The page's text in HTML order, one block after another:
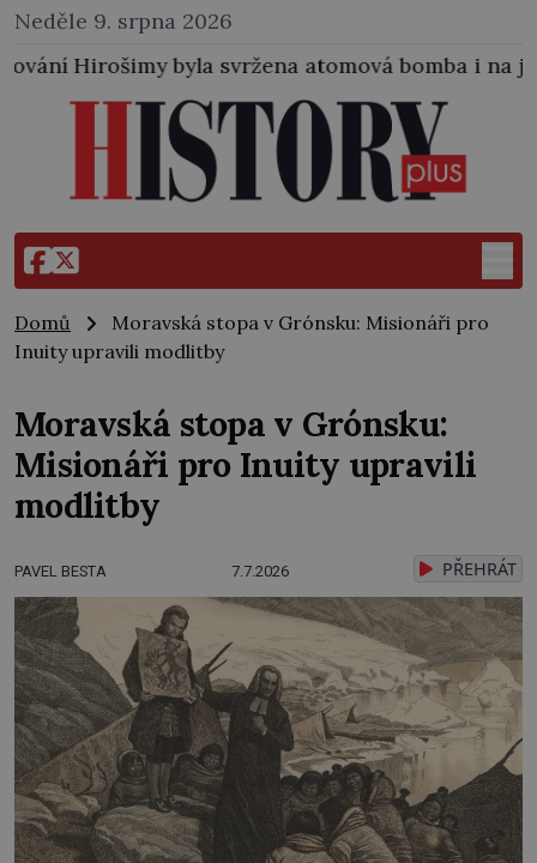
Neděle 9. srpna 2026
svržena atomová bomba i na japonské město
Domů
Moravská stopa v Grónsku: Misionáři pro
Inuity upravili modlitby
Moravská stopa v Grónsku:
Misionáři pro Inuity upravili
modlitby
PAVEL BESTA 7.7.2026 PŘEHRÁT